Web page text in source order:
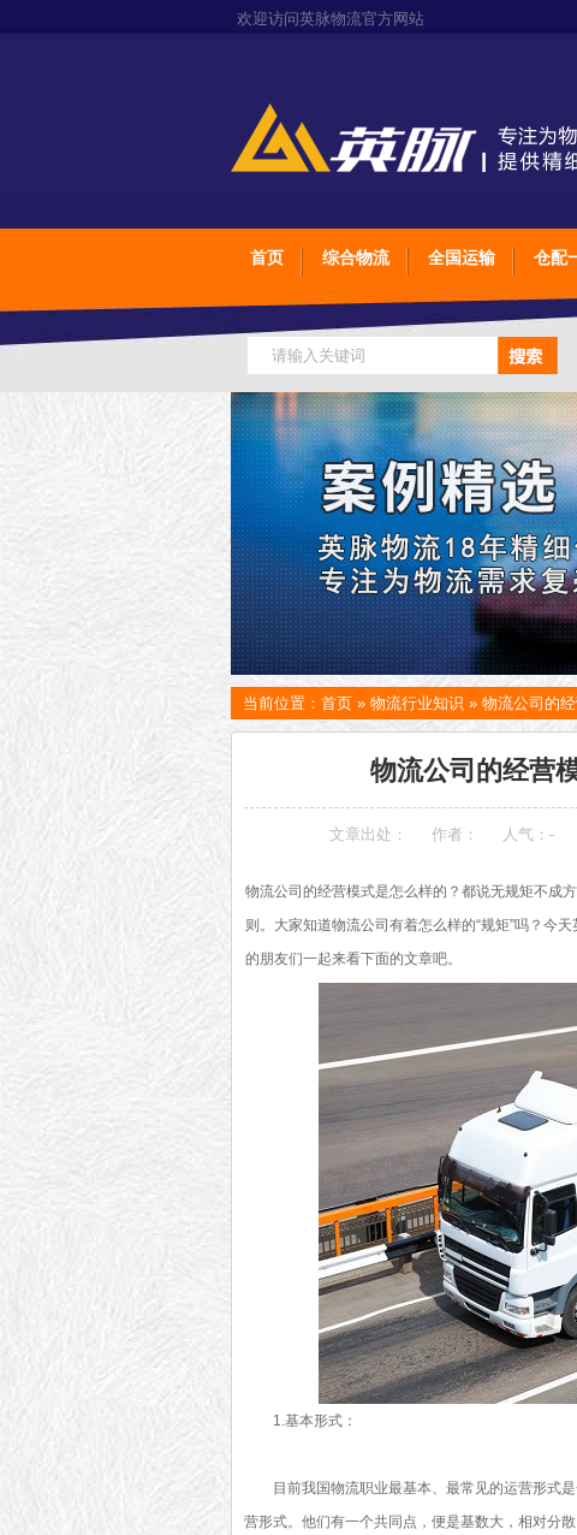
欢迎访问英脉物流官方网站
首页 综合物流 全国运输 仓配
当前位置： 首页 » 物流行业知识 » 物流公司的
物流公司的经营
文章出处： 作者： 人气： -
物流公司的经营模式是怎么样的？都说无规矩不成
则。大家知道物流公司有着怎么样的“规矩”吗？今
的朋友们一起来看下面的文章吧。
1.基本形式：
目前我国物流职业最基本、最常见的运营形式
营形式。他们有一个共同点，便是基数大，相对分